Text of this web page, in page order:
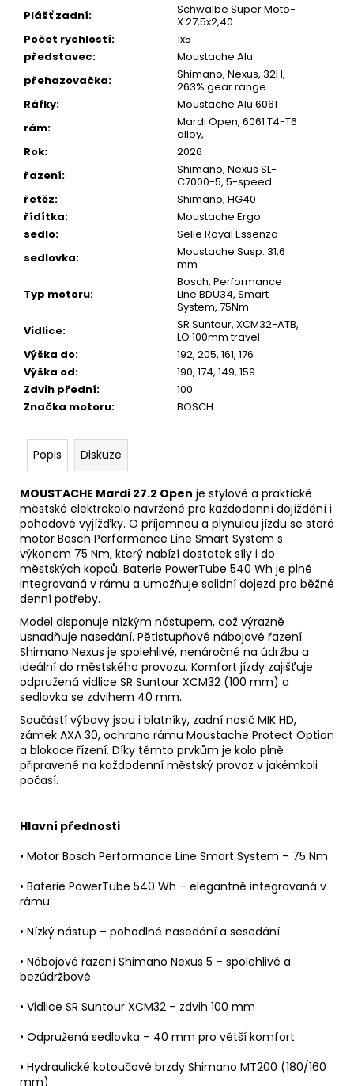
Plášť zadní:
Schwalbe Super Moto-
X 27,5x2,40
Počet rychlostí:
1x5
představec:
Moustache Alu
přehazovačka:
Shimano, Nexus, 32H,
263% gear range
Ráfky:
Moustache Alu 6061
rám:
Mardi Open, 6061 T4-T6
alloy,
Rok:
2026
řazení:
Shimano, Nexus SL-
C7000-5, 5-speed
řetěz:
Shimano, HG40
řídítka:
Moustache Ergo
sedlo:
Selle Royal Essenza
sedlovka:
Moustache Susp. 31,6
mm
Typ motoru:
Bosch, Performance
Line BDU34, Smart
System, 75Nm
Vidlice:
SR Suntour, XCM32-ATB,
LO 100mm travel
Výška do:
192, 205, 161, 176
Výška od:
190, 174, 149, 159
Zdvih přední:
100
Značka motoru: BOSCH
Popis Diskuze
MOUSTACHE Mardi 27.2 Open je stylové a praktické
městské elektrokolo navržené pro každodenní dojíždění i
pohodové vyjížďky. O příjemnou a plynulou jízdu se stará
motor Bosch Performance Line Smart System s
výkonem 75 Nm, který nabízí dostatek síly i do
městských kopců. Baterie PowerTube 540 Wh je plně
integrovaná v rámu a umožňuje solidní dojezd pro běžné
denní potřeby.
Model disponuje nízkým nástupem, což výrazně
usnadňuje nasedání. Pětistupňové nábojové řazení
Shimano Nexus je spolehlivé, nenáročné na údržbu a
ideální do městského provozu. Komfort jízdy zajišťuje
odpružená vidlice SR Suntour XCM32 (100 mm) a
sedlovka se zdvihem 40 mm.
Součástí výbavy jsou i blatníky, zadní nosič MIK HD,
zámek AXA 30, ochrana rámu Moustache Protect Option
a blokace řízení. Díky těmto prvkům je kolo plně
připravené na každodenní městský provoz v jakémkoli
počasí.
Hlavní přednosti
• Motor Bosch Performance Line Smart System – 75 Nm
• Baterie PowerTube 540 Wh – elegantně integrovaná v
rámu
• Nízký nástup – pohodlné nasedání a sesedání
• Nábojové řazení Shimano Nexus 5 – spolehlivé a
bezúdržbové
• Vidlice SR Suntour XCM32 – zdvih 100 mm
• Odpružená sedlovka – 40 mm pro větší komfort
• Hydraulické kotoučové brzdy Shimano MT200 (180/160
mm)